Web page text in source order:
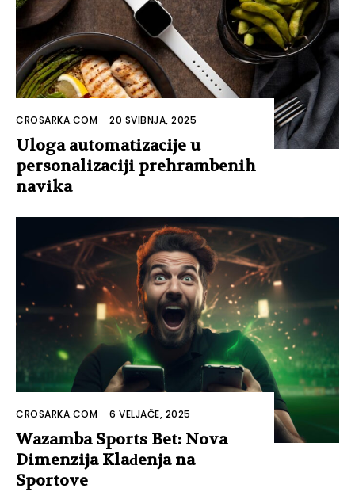
CROSARKA.COM -20 SVIBNJA, 2025
Uloga automatizacije u
personalizaciji prehrambenih
navika
CROSARKA.COM -6 VELJAČE, 2025
Wazamba Sports Bet: Nova
Dimenzija Klađenja na
Sportove